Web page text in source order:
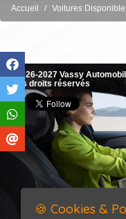
Accueil Voitures
©2026-2027 Vassy
tous droits réservés
🍪 Cookies &